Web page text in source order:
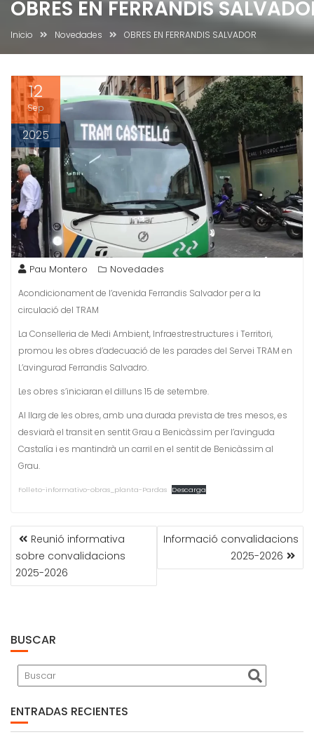
OBRES EN FERRANDIS
Inicio Novedades OBRES EN FERRANDIS SALVADOR
12
Sep
2025
Pau Montero Novedades
Acondicionament de l’avenida Ferrandis Salvador per a la
circulació del TRAM
La Conselleria de Medi Ambient, Infraestrestructures i Territori,
promou les obres d’adecuació de les parades del Servei TRAM en
L’avingurad Ferrandis Salvadro.
Les obres s’iniciaran el dilluns 15 de setembre.
Al llarg de les obres, amb una durada prevista de tres mesos, es
desviarà el transit en sentit Grau a Benicàssim per l’avinguda
Castalía i es mantindrà un carril en el sentit de Benicàssim al
Grau.
Folleto-informativo-obras_planta-Pardas Descarga
NAVEGACIÓN
DE
ENTRADAS
Reunió informativa
sobre convalidacions
2025-2026
Informació convalidacions
2025-2026
BUSCAR
ENTRADAS RECIENTES